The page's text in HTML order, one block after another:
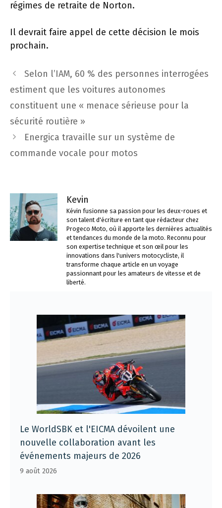
régimes de retraite de Norton.
Il devrait faire appel de cette décision le mois
prochain.
Navigation
des
articles
Selon l’IAM, 60 % des personnes interrogées
estiment que les voitures autonomes
constituent une « menace sérieuse pour la
sécurité routière »
Energica travaille sur un système de
commande vocale pour motos
Kevin
Kévin fusionne sa passion pour les deux-roues et
son talent d'écriture en tant que rédacteur chez
Progeco Moto, où il apporte les dernières actualités
et tendances du monde de la moto. Reconnu pour
son expertise technique et son œil pour les
innovations dans l'univers motocycliste, il
transforme chaque article en un voyage
passionnant pour les amateurs de vitesse et de
liberté.
Le WorldSBK et l'EICMA dévoilent une
nouvelle collaboration avant les
événements majeurs de 2026
9 août 2026